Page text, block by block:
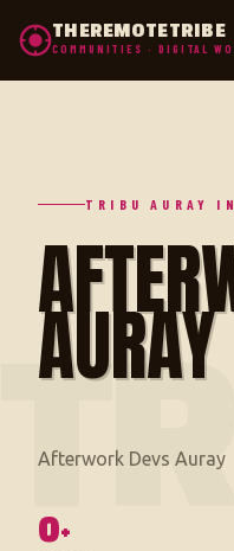
THEREMOTETRIBE
COMMUNITIES · DIGITAL
TRIBU AURAY
AURAY
0+